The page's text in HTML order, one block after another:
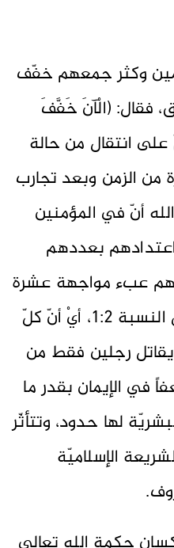
وكثر جمعهم خفّف
فقال: (الْآنَ خَفَّفَ
انتقال من حالة
من الزمن وبعد تجارب
أنّ في المؤمنين
بعددهم
عبء مواجهة عشرة
أضعاف من الأعداء، وجعل النسبة 1:2، أيْ أنّ كلّ
رجلين فقط من
في الإيمان بقدر ما
لها حدود، وتتأثّر
الإسلاميّة